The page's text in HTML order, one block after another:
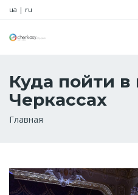
ua | ru
Куда пойти
Черкассах
Строка
Главная